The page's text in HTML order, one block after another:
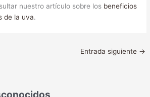
nuestro artículo sobre los beneficios
de la uva.
Entrada siguiente →